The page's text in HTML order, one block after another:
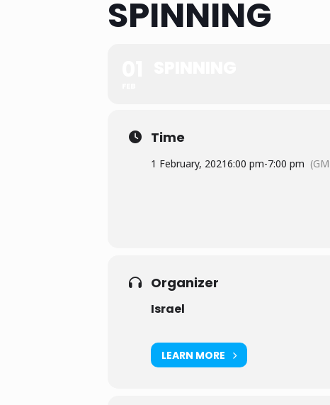
SPINNING
Time
1 February, 20216:00 pm-7:00 pm
Organizer
Israel
LEARN MORE